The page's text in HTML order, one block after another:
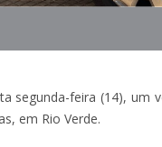
segunda-feira (14), um
em Rio Verde.